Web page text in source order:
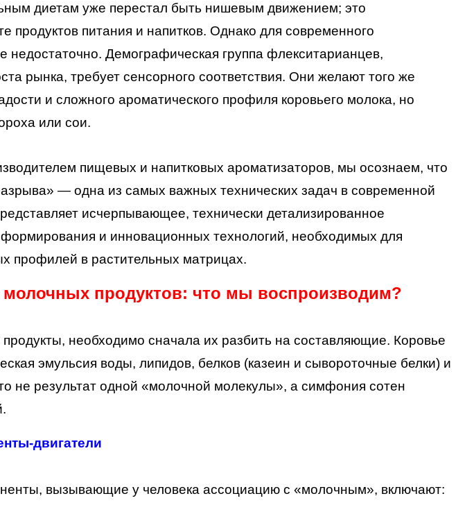
диетам уже перестал быть нишевым движением; это
продуктов питания и напитков. Однако для современного
недостаточно. Демографическая группа флекситарианцев,
рынка, требует сенсорного соответствия. Они желают того же
и сложного ароматического профиля коровьего молока, но
или сои.
пищевых и напитковых ароматизаторов, мы осознаем, что
— одна из самых важных технических задач в современной
исчерпывающее, технически детализированное
и инновационных технологий, необходимых для
профилей в растительных матрицах.
молочных продуктов: что мы воспроизводим?
необходимо сначала их разбить на составляющие. Коровье
эмульсия воды, липидов, белков (казеин и сывороточные белки) и
не результат одной «молочной молекулы», а симфония сотен
двигатели
вызывающие у человека ассоциацию с «молочным», включают: